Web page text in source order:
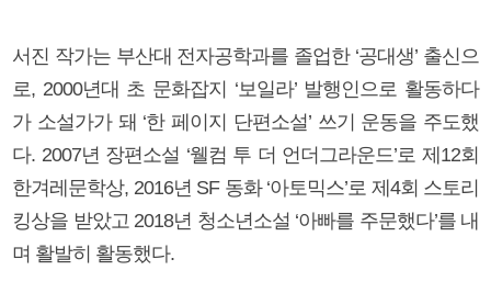
서진 작가는 부산대 전자공학과를 졸업한 ‘공대생’ 출신으
로, 2000년대 초 문화잡지 ‘보일라’ 발행인으로 활동하다
가 소설가가 돼 ‘한 페이지 단편소설’ 쓰기 운동을 주도했
다. 2007년 장편소설 ‘웰컴 투 더 언더그라운드’로 제12회
한겨레문학상, 2016년 SF 동화 ‘아토믹스’로 제4회 스토리
킹상을 받았고 2018년 청소년소설 ‘아빠를 주문했다’를 내
며 활발히 활동했다.